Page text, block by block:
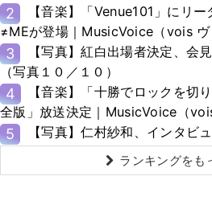
2
【音楽】「Venue101」にリ
≠MEが登場｜MusicVoice（vois ヴ
3
【写真】紅白出場者決定、会
（写真１０／１０）
4
【音楽】「十勝でロックを切
全版」放送決定｜MusicVoice（
5 【写真】仁村紗和、インタビ
ランキングをも